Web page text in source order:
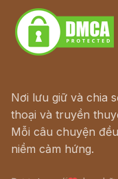
Nơi lưu giữ và chia
thoại và truyền
Mỗi câu chuyện
niềm cảm hứng.